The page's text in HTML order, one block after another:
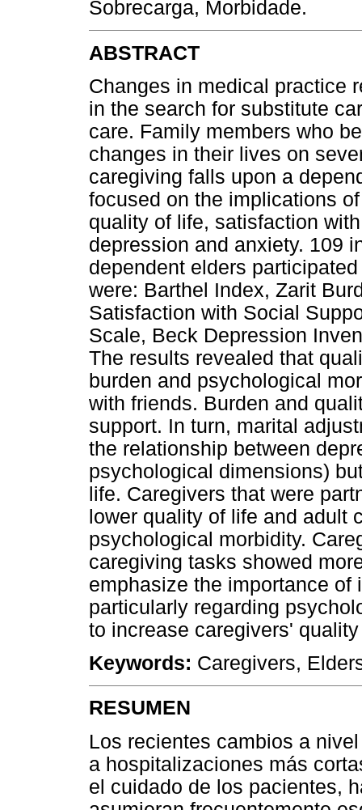
Sobrecarga, Morbidade.
ABSTRACT
Changes in medical practice
in the search for substitute
care. Family members who
changes in their lives on
caregiving falls upon a
focused on the implications
quality of life, satisfaction
depression and anxiety. 109
dependent elders
were: Barthel Index, Zarit
Satisfaction with Social
Scale, Beck Depression
The results revealed that
burden and psychological
with friends. Burden and
support. In turn, marital
the relationship between
psychological dimensions)
life. Caregivers that were
lower quality of life and adult
psychological morbidity.
caregiving tasks showed
emphasize the importance
particularly regarding
to increase caregivers'
Keywords: Caregivers,
RESUMEN
Los recientes cambios a
a hospitalizaciones más
el cuidado de los pacientes,